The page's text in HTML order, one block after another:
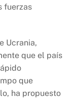
fuerzas
Ucrania,
que el país
que
ha propuesto